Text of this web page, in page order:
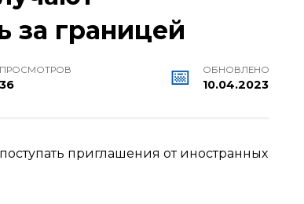
за границей
ПРОСМОТРОВ
36
ОБНОВЛЕНО
10.04.2023
приглашения от иностранных